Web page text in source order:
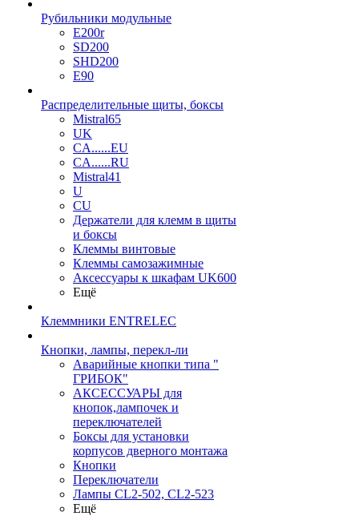
Рубильники модульные
E200r
SD200
SHD200
E90
Распределительные щиты, боксы
Mistral65
UK
CA......EU
CA......RU
Mistral41
U
CU
Держатели для клемм в щиты
и боксы
Клеммы винтовые
Клеммы самозажимные
Аксессуары к шкафам UK600
Ещё
Клеммники ENTRELEC
Кнопки, лампы, перекл-ли
Аварийные кнопки типа "
ГРИБОК"
АКСЕССУАРЫ для
кнопок,лампочек и
переключателей
Боксы для установки
корпусов дверного монтажа
Кнопки
Переключатели
Лампы CL2-502, CL2-523
Ещё